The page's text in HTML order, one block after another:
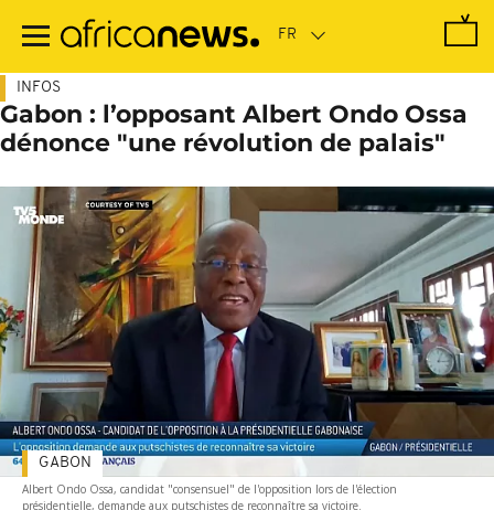
contenu
INFOS
Gabon : l’opposant Albert Ondo Ossa
dénonce "une révolution de palais"
Albert Ondo Ossa, candidat "consensuel" de l'opposition lors de l'élection
présidentielle, demande aux putschistes de reconnaître sa victoire.
GABON